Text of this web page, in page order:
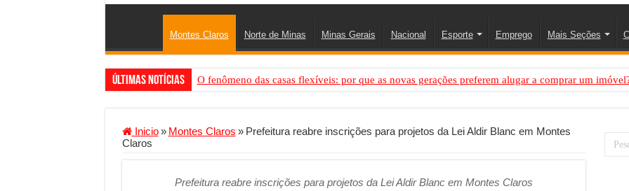
Montes Claros Norte de Minas Minas Gerais Nacional Esporte Emprego Mais Seções
Últimas Notícias O fenômeno das casas flexíveis: por que as novas gerações preferem alugar a comprar um
Conheça a melhor empresa de transfer passeios e traslados em Porto Seguro, Bahia
Inicio » Montes Claros » Prefeitura reabre inscrições para projetos da Lei Aldir Blanc em Montes
Claros
Prefeitura reabre inscrições para projetos da Lei Aldir Blanc em Montes Claros